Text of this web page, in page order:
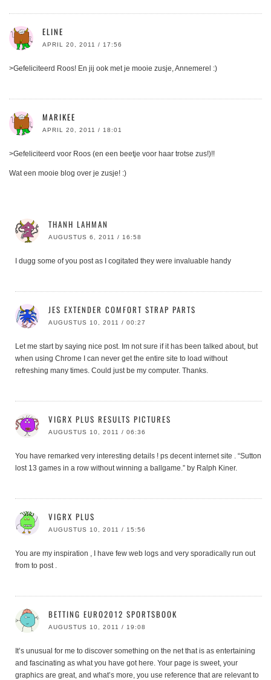
ELINE
APRIL 20, 2011 / 17:56
>Gefeliciteerd Roos! En jij ook met je mooie zusje, Annemerel :)
MARIKEE
APRIL 20, 2011 / 18:01
>Gefeliciteerd voor Roos (en een beetje voor haar trotse zus!)!!
Wat een mooie blog over je zusje! :)
THANH LAHMAN
AUGUSTUS 6, 2011 / 16:58
I dugg some of you post as I cogitated they were invaluable handy
JES EXTENDER COMFORT STRAP PARTS
AUGUSTUS 10, 2011 / 00:27
Let me start by saying nice post. Im not sure if it has been talked about, but
when using Chrome I can never get the entire site to load without
refreshing many times. Could just be my computer. Thanks.
VIGRX PLUS RESULTS PICTURES
AUGUSTUS 10, 2011 / 06:36
You have remarked very interesting details ! ps decent internet site . “Sutton
lost 13 games in a row without winning a ballgame.” by Ralph Kiner.
VIGRX PLUS
AUGUSTUS 10, 2011 / 15:56
You are my inspiration , I have few web logs and very sporadically run out
from to post .
BETTING EURO2012 SPORTSBOOK
AUGUSTUS 10, 2011 / 19:08
It’s unusual for me to discover something on the net that is as entertaining
and fascinating as what you have got here. Your page is sweet, your
graphics are great, and what’s more, you use reference that are relevant to